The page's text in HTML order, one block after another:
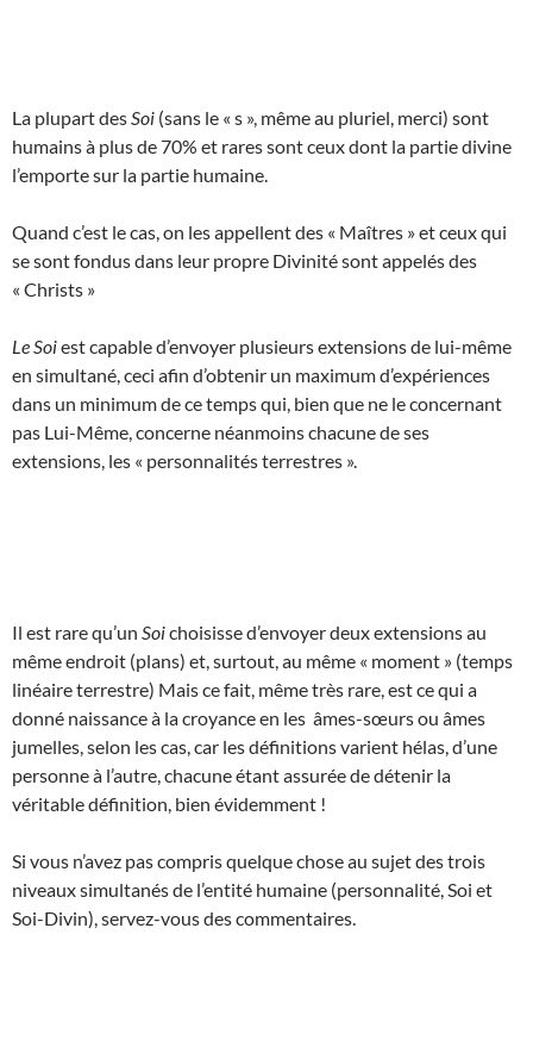
La plupart des Soi (sans le « s », même au pluriel, merci) sont
humains à plus de 70% et rares sont ceux dont la partie divine
l’emporte sur la partie humaine.
Quand c’est le cas, on les appellent des « Maîtres » et ceux qui
se sont fondus dans leur propre Divinité sont appelés des
« Christs »
Le Soiest capable d’envoyer plusieurs extensions de lui-même
en simultané, ceci afin d’obtenir un maximum d’expériences
dans un minimum de ce temps qui, bien que ne le concernant
pas Lui-Même, concerne néanmoins chacune de ses
extensions, les « personnalités terrestres ».
Il est rare qu’un Soichoisisse d’envoyer deux extensions au
même endroit (plans) et, surtout, au même « moment » (temps
linéaire terrestre) Mais ce fait, même très rare, est ce qui a
donné naissance à la croyance en les âmes-sœurs ou âmes
jumelles, selon les cas, car les définitions varient hélas, d’une
personne à l’autre, chacune étant assurée de détenir la
véritable définition, bien évidemment !
Si vous n’avez pas compris quelque chose au sujet des trois
niveaux simultanés de l’entité humaine (personnalité, Soi et
Soi-Divin), servez-vous des commentaires.